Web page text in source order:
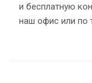
и бесплатную
наш офис или по